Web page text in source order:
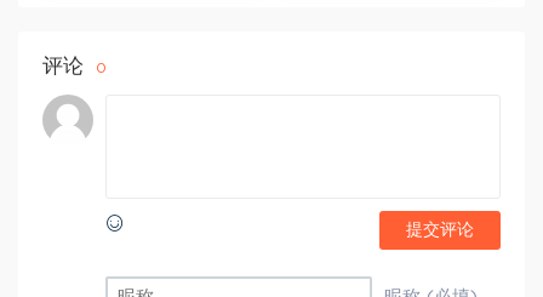
评论 0
提交评论